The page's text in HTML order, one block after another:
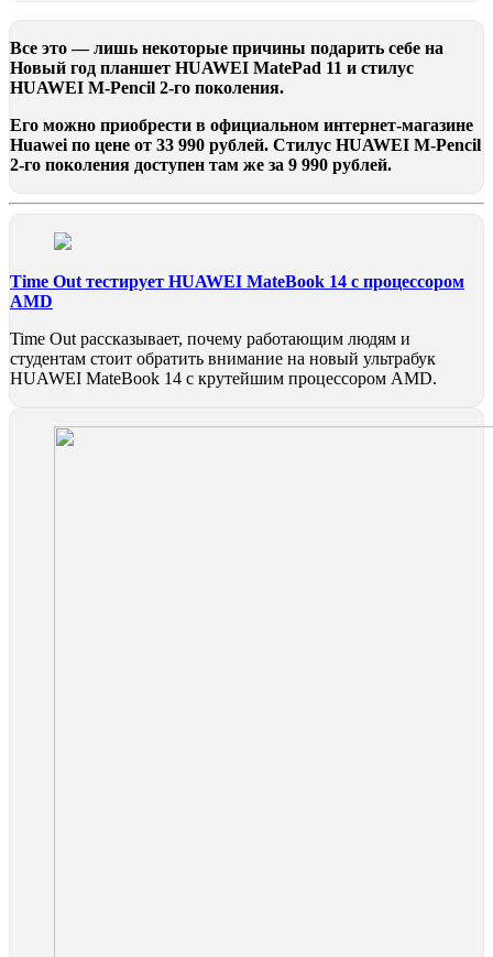
Все это — лишь некоторые причины подарить себе на
Новый год планшет HUAWEI MatePad 11 и стилус
HUAWEI M-Pencil 2-го поколения.
Его можно приобрести в официальном интернет-магазине
Huawei по цене от 33 990 рублей. Стилус HUAWEI M-Pencil
2-го поколения доступен там же за 9 990 рублей.
Time Out тестирует HUAWEI MateBook 14 с процессором
AMD
Time Out рассказывает, почему работающим людям и
студентам стоит обратить внимание на новый ультрабук
HUAWEI MateBook 14 с крутейшим процессором AMD.